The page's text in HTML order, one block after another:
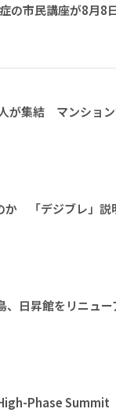
の市民講座が8月8
が集結 マンショ
か 「デジブレ」説
日昇館をリニュー
Phase Summit